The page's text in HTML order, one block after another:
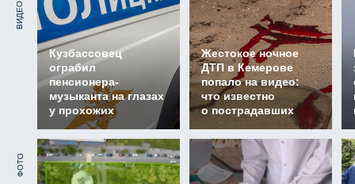
ВИДЕО
Кузбассовец
ограбил
пенсионера-
музыканта на глазах
у прохожих
Жестокое ночное
ДТП в Кемерове
попало на видео:
что известно
о пострадавших
ФОТО